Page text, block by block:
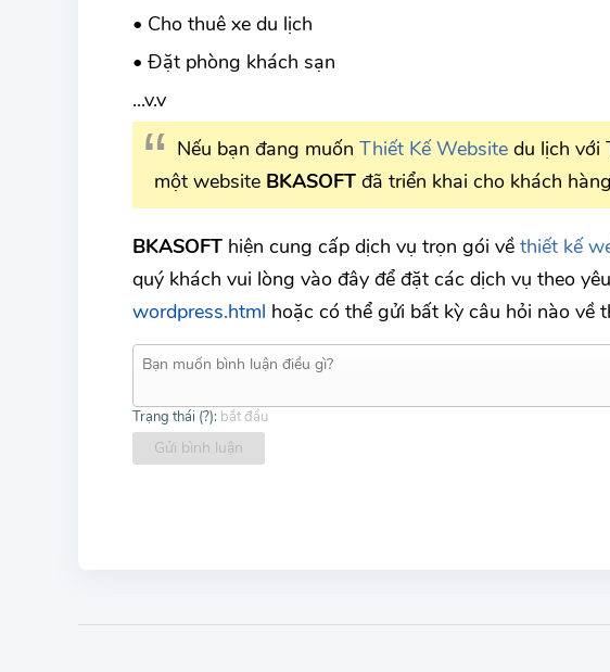
• Cho thuê xe du lịch
• Đặt phòng khách sạn
...v.v
Nếu bạn đang muốn Thiết Kế Website du lịch với
một website BKASOFT đã triển khai cho khách
BKASOFT hiện cung cấp dịch vụ trọn gói về thiết kế
quý khách vui lòng vào đây để đặt các dịch vụ theo
wordpress.html hoặc có thể gửi bất kỳ câu hỏi nào về
Trạng thái (?): bắt đầu
Gửi bình luận